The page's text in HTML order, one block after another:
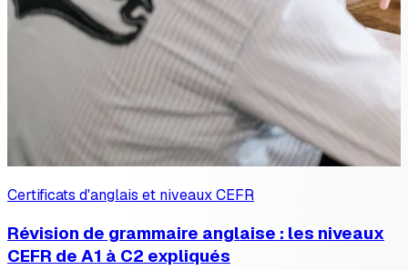
Certificats d'anglais et niveaux CEFR
Révision de grammaire anglaise : les niveaux
CEFR de A1 à C2 expliqués